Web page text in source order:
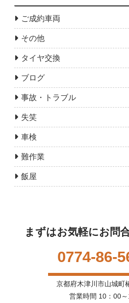
ご成約車両
その他
タイヤ交換
ブログ
事故・トラブル
失笑
車検
難作業
飯屋
まずはお気軽にお問
0774-86-
京都府木津川市山城町
営業時間 10：00